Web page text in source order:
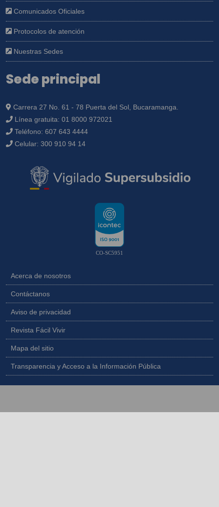
Comunicados Oficiales
Protocolos de atención
Nuestras Sedes
Sede principal
Carrera 27 No. 61 - 78 Puerta del Sol, Bucaramanga.
Línea gratuita: 01 8000 972021
Teléfono: 607 643 4444
Celular: 300 910 94 14
CO-SC5951
Acerca de nosotros
Contáctanos
Aviso de privacidad
Revista Fácil Vivir
Mapa del sitio
Transparencia y Acceso a la Información Pública